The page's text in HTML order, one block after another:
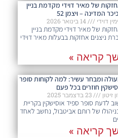
של מאיר דוידי מקדמת בניין
המדינה – ויצמן 52
דוידי 14 בינואר 2026
של מאיר דוידי מקדמת בניין
ניצנים אחזקות בבעלות מאיר דוידי
קריאה »
ומבחר עשיר: למה לקוחות סופר
חוזרים בכל פעם​
זיטון 23 בדצמבר 2025
לדעת סופר ספיד אוסישקין בקריית
של רותם אביטבול, נחשב לאחד
קריאה »